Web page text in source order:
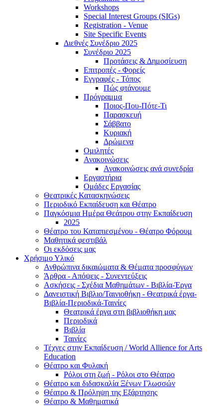
Workshops
Special Interest Groups (SIGs)
Registration - Venue
Site Specific Events
Διεθνές Συνέδριο 2025
Συνέδριο 2025
Προτάσεις & Δημοσίευση
Επιτροπές - Φορείς
Εγγραφές - Τόπος
Πώς φτάνουμε
Πρόγραμμα
Ποιος-Που-Πότε-Τι
Παρασκευή
Σάββατο
Κυριακή
Δρώμενα
Ομιλητές
Ανακοινώσεις
Ανακοινώσεις ανά συνεδρία
Εργαστήρια
Ομάδες Εργασίας
Θεατρικές Κατασκηνώσεις
Περιοδικό Εκπαίδευση και Θέατρο
Παγκόσμια Ημέρα Θεάτρου στην Εκπαίδευση
2025
Θέατρο του Καταπιεσμένου - Θέατρο Φόρουμ
Μαθητικά φεστιβάλ
Οι εκδόσεις μας
Χρήσιμο Υλικό
Ανθρώπινα δικαιώματα & Θέματα προσφύγων
Άρθρα - Απόψεις - Συνεντεύξεις
Ασκήσεις - Σχέδια Μαθημάτων - Βιβλία-Έργα
Δανειστική Βιβλιο/Ταινιοθήκη - Θεατρικά έργα-
Βιβλία-Περιοδικά-Ταινίες
Θεατρικά έργα στη βιβλιοθήκη μας
Περιοδικά
Βιβλία
Ταινίες
Τέχνες στην Εκπαίδευση / World Allience for Arts
Education
Θέατρο και Φυλακή
Ρόλοι στη ζωή - Ρόλοι στο Θέατρο
Θέατρο και διδασκαλία Ξένων Γλωσσών
Θέατρο & Πρόληψη της Εξάρτησης
Θέατρο & Μαθηματικά